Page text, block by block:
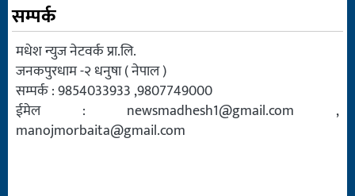
सम्पर्क
मधेश न्युज नेटवर्क प्रा.लि.
जनकपुरधाम -२ धनुषा ( नेपाल )
सम्पर्क : 9854033933 ,9807749000
ईमेल : newsmadhesh1@gmail.com ,
manojmorbaita@gmail.com